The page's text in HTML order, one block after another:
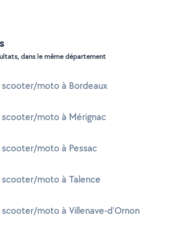
dans le même département
scooter/moto à Bordeaux
scooter/moto à Mérignac
scooter/moto à Pessac
scooter/moto à Talence
scooter/moto à Villenave-d'Ornon